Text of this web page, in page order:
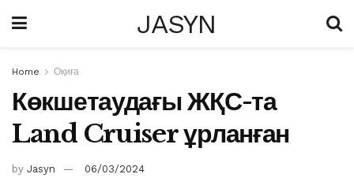
JASYN
Home Оқиға
Көкшетаудағы ЖҚС-та
Land Cruiser ұрланған
by Jasyn 06/03/2024